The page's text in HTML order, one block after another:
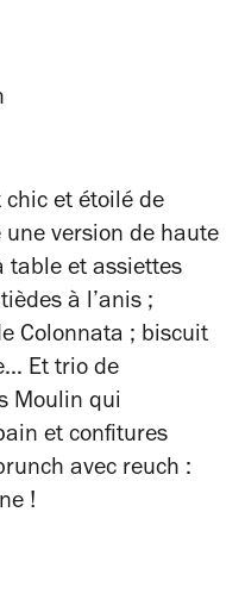
chic et étoilé de
une version de haute
table et assiettes
à l’anis ;
Colonnata ; biscuit
Et trio de
Moulin qui
et confitures
avec reuch :
!